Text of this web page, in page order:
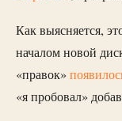
Как выясняется,
началом новой
«правок»
«я пробовал»